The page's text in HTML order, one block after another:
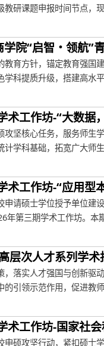
研课题申报时间节点，
院“启智・领航”
教育方针，锚定教育强国
科提质升级，搭建高水
术工作坊-“大数据
攻坚核心任务，服务师生
计学科基础，拓宽广大师
术工作坊-“应用型
请硕士学位授予单位建
年第三期学术工作坊。本
层次人才系列学术
，落实人才强国与创新驱
引领示范作用，促进教
术工作坊-国家社
申硕攻坚行动，紧扣硕士